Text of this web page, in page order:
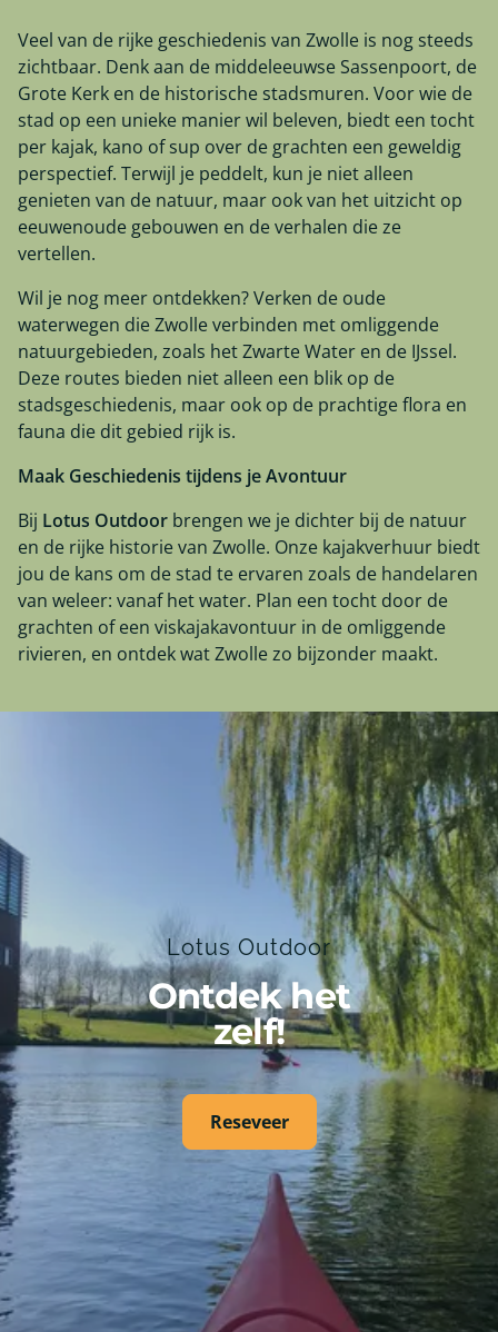
Veel van de rijke geschiedenis van Zwolle is nog steeds
zichtbaar. Denk aan de middeleeuwse Sassenpoort, de
Grote Kerk en de historische stadsmuren. Voor wie de
stad op een unieke manier wil beleven, biedt een tocht
per kajak, kano of sup over de grachten een geweldig
perspectief. Terwijl je peddelt, kun je niet alleen
genieten van de natuur, maar ook van het uitzicht op
eeuwenoude gebouwen en de verhalen die ze
vertellen.
Wil je nog meer ontdekken? Verken de oude
waterwegen die Zwolle verbinden met omliggende
natuurgebieden, zoals het Zwarte Water en de IJssel.
Deze routes bieden niet alleen een blik op de
stadsgeschiedenis, maar ook op de prachtige flora en
fauna die dit gebied rijk is.
Maak Geschiedenis tijdens je Avontuur
Bij Lotus Outdoor brengen we je dichter bij de natuur
en de rijke historie van Zwolle. Onze kajakverhuur biedt
jou de kans om de stad te ervaren zoals de handelaren
van weleer: vanaf het water. Plan een tocht door de
grachten of een viskajakavontuur in de omliggende
rivieren, en ontdek wat Zwolle zo bijzonder maakt.
Lotus Outdoor
Ontdek het
zelf!
Reseveer